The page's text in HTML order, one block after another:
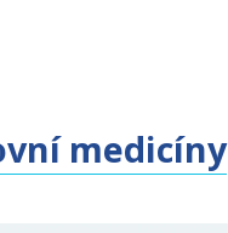
medicíny